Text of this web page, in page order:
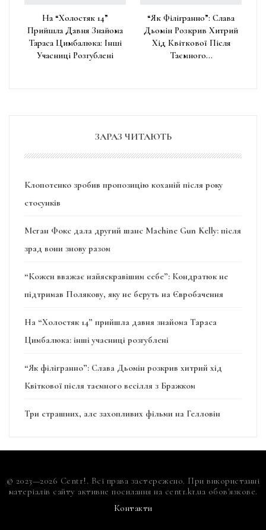
На “Холостяк 14”
Прийшла Давня Знайома
Тараса Цимбалюка: Інші
Учасниці Розгублені
“Як Філігранно”: Слава
Дьомін Розкрив Хитрий
Хід Квіткової Після
Таємного…
ЗАРАЗ ЧИТАЮТЬ
Клопотенко зробив пропозицію коханій після року
стосунків
Меган Фокс дала другий шанс Machine Gun Kelly: після
зрад вони знову разом
“Кожен вважає найяскравішим себе”: Кондратюк не
підтримав Полякову, яку не беруть на Євробачення
На “Холостяк 14” прийшла давня знайома Тараса
Цимбалюка: інші учасниці розгублені
“Як філігранно”: Слава Дьомін розкрив хитрий хід
Квіткової після таємного весілля з Бражком
Три страшних, але захопливих фільми на Гелловін
© 2023—2026 Centr!. Всі права застережено. При використанні
матеріалів сайту активне посилання на centr.kr.ua обов'язкове.
Контакти